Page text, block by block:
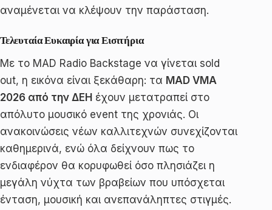
αναμένεται να κλέψουν την παράσταση.
Τελευταία Ευκαιρία για Εισιτήρια
Με το MAD Radio Backstage να γίνεται sold
out, η εικόνα είναι ξεκάθαρη: τα MAD VMA
2026 από την ΔΕΗ έχουν μετατραπεί στο
απόλυτο μουσικό event της χρονιάς. Οι
ανακοινώσεις νέων καλλιτεχνών συνεχίζονται
καθημερινά, ενώ όλα δείχνουν πως το
ενδιαφέρον θα κορυφωθεί όσο πλησιάζει η
μεγάλη νύχτα των βραβείων που υπόσχεται
ένταση, μουσική και ανεπανάληπτες στιγμές.